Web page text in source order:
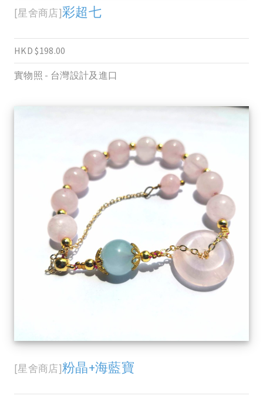
[星舍商店]彩超七
HKD $198.00
實物照 - 台灣設計及進口
[星舍商店]粉晶+海藍寶